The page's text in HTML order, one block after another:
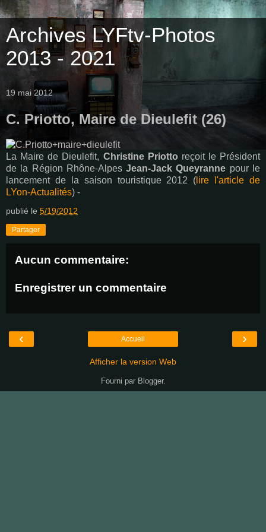
Archives LYFtv-Photos
2013 - 2021
19 mai 2012
C. Priotto, Maire de Dieulefit (26)
La Maire de Dieulefit, Christine Priotto reçoit le Président
de la Région Rhône-AlpesJean-Jack Queyranne pour le
lancement de la saison touristique 2012 ( lire l'article de
LYon-Actualités) -
publié le 5/19/2012
Partager
Aucun commentaire:
Enregistrer un commentaire
‹ ›
Accueil
Afficher la version Web
Fourni par Blogger.